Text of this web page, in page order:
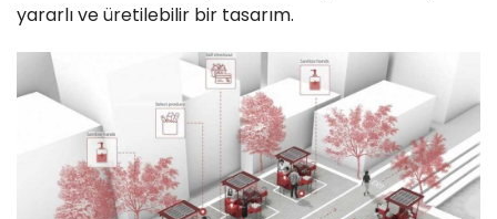
yararlı ve üretilebilir bir tasarım.